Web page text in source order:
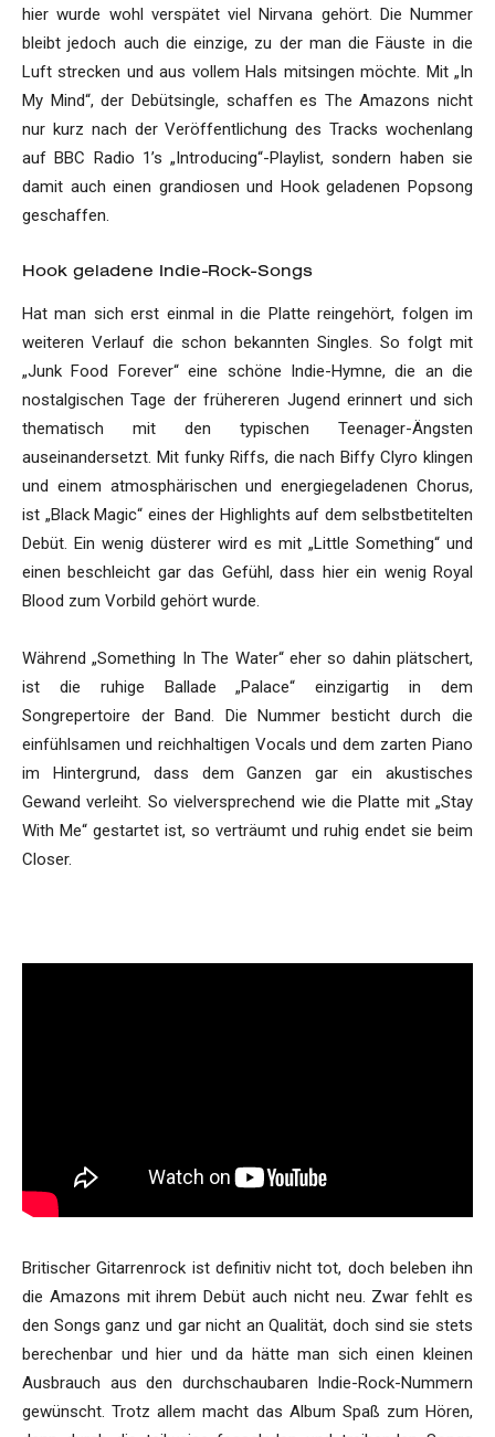
hier wurde wohl verspätet viel Nirvana gehört. Die Nummer
bleibt jedoch auch die einzige, zu der man die Fäuste in die
Luft strecken und aus vollem Hals mitsingen möchte. Mit „In
My Mind“, der Debütsingle, schaffen es The Amazons nicht
nur kurz nach der Veröffentlichung des Tracks wochenlang
auf BBC Radio 1’s „Introducing“-Playlist, sondern haben sie
damit auch einen grandiosen und Hook geladenen Popsong
geschaffen.
Hook geladene Indie-Rock-Songs
Hat man sich erst einmal in die Platte reingehört, folgen im
weiteren Verlauf die schon bekannten Singles. So folgt mit
„Junk Food Forever“ eine schöne Indie-Hymne, die an die
nostalgischen Tage der frühereren Jugend erinnert und sich
thematisch mit den typischen Teenager-Ängsten
auseinandersetzt. Mit funky Riffs, die nach Biffy Clyro klingen
und einem atmosphärischen und energiegeladenen Chorus,
ist „Black Magic“ eines der Highlights auf dem selbstbetitelten
Debüt. Ein wenig düsterer wird es mit „Little Something“ und
einen beschleicht gar das Gefühl, dass hier ein wenig Royal
Blood zum Vorbild gehört wurde.
Während „Something In The Water“ eher so dahin plätschert,
ist die ruhige Ballade „Palace“ einzigartig in dem
Songrepertoire der Band. Die Nummer besticht durch die
einfühlsamen und reichhaltigen Vocals und dem zarten Piano
im Hintergrund, dass dem Ganzen gar ein akustisches
Gewand verleiht. So vielversprechend wie die Platte mit „Stay
With Me“ gestartet ist, so verträumt und ruhig endet sie beim
Closer.
Britischer Gitarrenrock ist definitiv nicht tot, doch beleben ihn
die Amazons mit ihrem Debüt auch nicht neu. Zwar fehlt es
den Songs ganz und gar nicht an Qualität, doch sind sie stets
berechenbar und hier und da hätte man sich einen kleinen
Ausbrauch aus den durchschaubaren Indie-Rock-Nummern
gewünscht. Trotz allem macht das Album Spaß zum Hören,